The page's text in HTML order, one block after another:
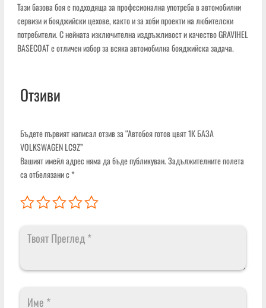
Тази базова боя е подходяща за професионална употреба в автомобилни
сервизи и бояджийски цехове, както и за хоби проекти на любителски
потребители. С нейната изключителна издръжливост и качество GRAVIHEL
BASECOAT е отличен избор за всяка автомобилна бояджийска задача.
Отзиви
Бъдете първият написал отзив за “Автобоя готов цвят 1К БАЗА
VOLKSWAGEN LC9Z”
Вашият имейл адрес няма да бъде публикуван.Задължителните полета
са отбелязани с*